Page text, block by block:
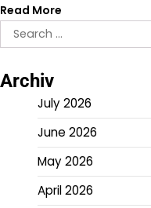
Read More
Search
for:
Archiv
July 2026
June 2026
May 2026
April 2026